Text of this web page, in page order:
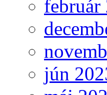
február
jún